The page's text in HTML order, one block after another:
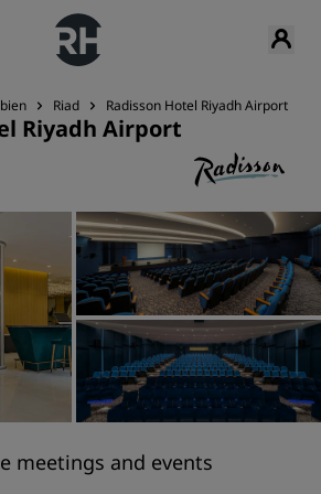
Riad Radisson Hotel Riyadh Airport
Riyadh Airport
meetings and events